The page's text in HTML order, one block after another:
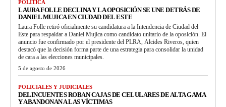
POLÍTICA
LAURA FOLLE DECLINA Y LA OPOSICIÓN SE UNE DETRÁS DE
DANIEL MUJICA EN CIUDAD DEL ESTE
Laura Folle retiró oficialmente su candidatura a la Intendencia de Ciudad del
Este para respaldar a Daniel Mujica como candidato unitario de la oposición. El
anuncio fue confirmado por el presidente del PLRA, Alcides Riveros, quien
destacó que la decisión forma parte de una estrategia para consolidar la unidad
de cara a las elecciones municipales.
5 de agosto de 2026
POLICIALES Y JUDICIALES
DELINCUENTES ROBAN CAJAS DE CELULARES DE ALTA GAMA
Y ABANDONAN A LAS VÍCTIMAS